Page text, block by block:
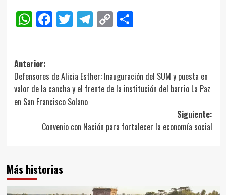
WhatsApp
Facebook
Twitter
Telegram
CopyCompartir
Navegación
de
entradas
Anterior:
Defensores de Alicia Esther: Inauguración del SUM y puesta en
valor de la cancha y el frente de la institución del barrio La Paz
en San Francisco Solano
Siguiente:
Convenio con Nación para fortalecer la economía social
Más historias